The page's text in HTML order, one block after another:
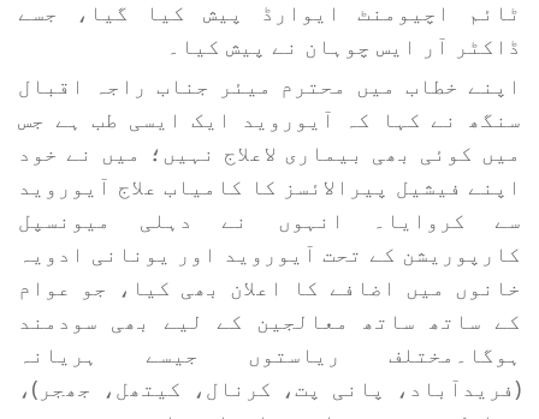
ٹائم اچیومنٹ ایوارڈ پیش کیا گیا، جسے
ڈاکٹر آر ایس چوہان نے پیش کیا۔
اپنے خطاب میں محترم میئر جناب راجہ اقبال
سنگھ نے کہا کہ آیوروید ایک ایسی طب ہے جس
میں کوئی بھی بیماری لاعلاج نہیں؛ میں نے خود
اپنے فیشیل پیرالائسز کا کامیاب علاج آیوروید
سے کروایا۔ انہوں نے دہلی میونسپل
کارپوریشن کے تحت آیوروید اور یونانی ادویہ
خانوں میں اضافے کا اعلان بھی کیا، جو عوام
کے ساتھ ساتھ معالجین کے لیے بھی سودمند
ہوگا۔مختلف ریاستوں جیسے ہریانہ
(فریدآباد، پانی پت، کرنال، کیتھل، جھجر)،